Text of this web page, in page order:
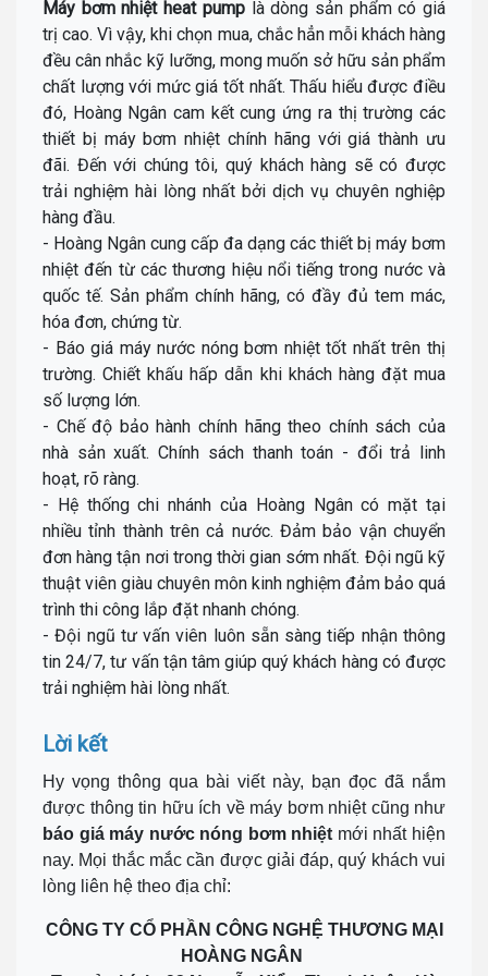
Máy bơm nhiệt heat pumplà dòng sản phẩm có giá
trị cao. Vì vậy, khi chọn mua, chắc hẳn mỗi khách hàng
đều cân nhắc kỹ lưỡng, mong muốn sở hữu sản phẩm
chất lượng với mức giá tốt nhất. Thấu hiểu được điều
đó, Hoàng Ngân cam kết cung ứng ra thị trường các
thiết bị máy bơm nhiệt chính hãng với giá thành ưu
đãi. Đến với chúng tôi, quý khách hàng sẽ có được
trải nghiệm hài lòng nhất bởi dịch vụ chuyên nghiệp
hàng đầu.
- Hoàng Ngân cung cấp đa dạng các thiết bị máy bơm
nhiệt đến từ các thương hiệu nổi tiếng trong nước và
quốc tế. Sản phẩm chính hãng, có đầy đủ tem mác,
hóa đơn, chứng từ.
- Báo giá máy nước nóng bơm nhiệt tốt nhất trên thị
trường. Chiết khấu hấp dẫn khi khách hàng đặt mua
số lượng lớn.
- Chế độ bảo hành chính hãng theo chính sách của
nhà sản xuất. Chính sách thanh toán - đổi trả linh
hoạt, rõ ràng.
- Hệ thống chi nhánh của Hoàng Ngân có mặt tại
nhiều tỉnh thành trên cả nước. Đảm bảo vận chuyển
đơn hàng tận nơi trong thời gian sớm nhất. Đội ngũ kỹ
thuật viên giàu chuyên môn kinh nghiệm đảm bảo quá
trình thi công lắp đặt nhanh chóng.
- Đội ngũ tư vấn viên luôn sẵn sàng tiếp nhận thông
tin 24/7, tư vấn tận tâm giúp quý khách hàng có được
trải nghiệm hài lòng nhất.
Lời kết
Hy vọng thông qua bài viết này, bạn đọc đã nắm
được thông tin hữu ích về máy bơm nhiệt cũng như
báo giá máy nước nóng bơm nhiệt mới nhất hiện
nay. Mọi thắc mắc cần được giải đáp, quý khách vui
lòng liên hệ theo địa chỉ:
CÔNG TY CỔ PHẦN CÔNG NGHỆ THƯƠNG MẠI
HOÀNG NGÂN